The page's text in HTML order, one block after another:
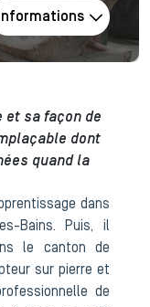
Informations
et sa façon de
dont
quand la
dans
Bains. Puis, il
le canton de
sur pierre et
de